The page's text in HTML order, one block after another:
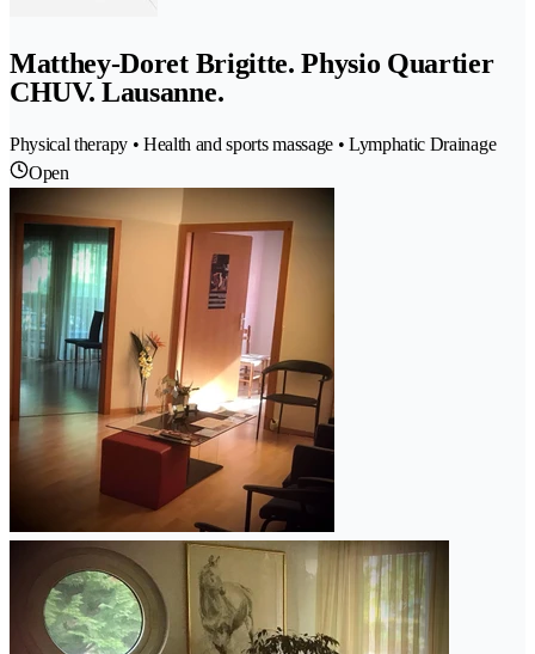
Matthey-Doret Brigitte. Physio Quartier
CHUV. Lausanne.
Physical therapy • Health and sports massage • Lymphatic Drainage
Open